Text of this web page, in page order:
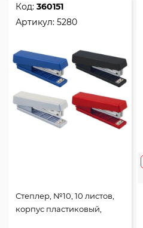
Код:360151
Артикул:5280
Степлер, №10, 10 листов,
корпус пластиковый,